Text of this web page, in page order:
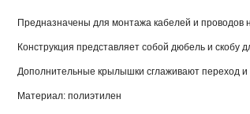
Предназначены для монтажа кабелей и проводов
Конструкция представляет собой дюбель и скобу
Дополнительные крылышки сглаживают переход
Материал: полиэтилен